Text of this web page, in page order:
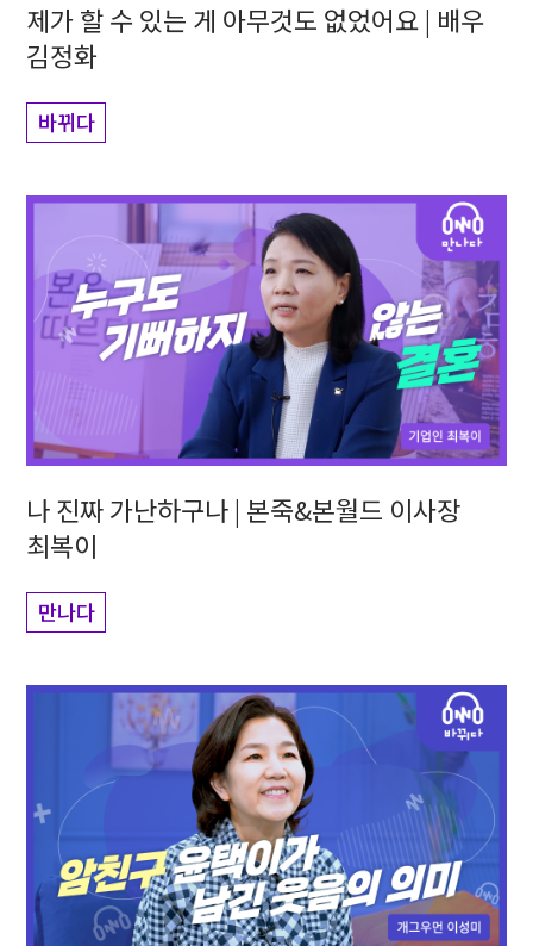
제가 할 수 있는 게 아무것도 없었어요 | 배우
김정화
바뀌다
나 진짜 가난하구나 | 본죽&본월드 이사장
최복이
만나다